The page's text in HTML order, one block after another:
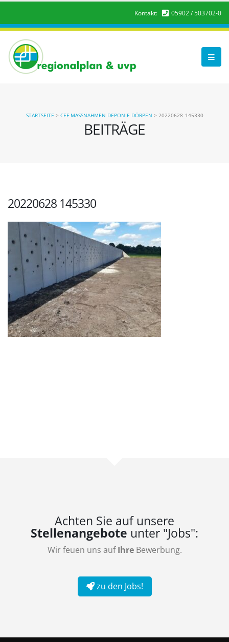
Kontakt: 05902 / 503702-0
BEITRÄGE
STARTSEITE > CEF-MASSNAHMEN DEPONIE DÖRPEN > 20220628_145330
20220628 145330
Achten Sie auf unsere
Stellenangebote unter "Jobs":
Wir feuen uns aufIhreBewerbung.
zu den Jobs!